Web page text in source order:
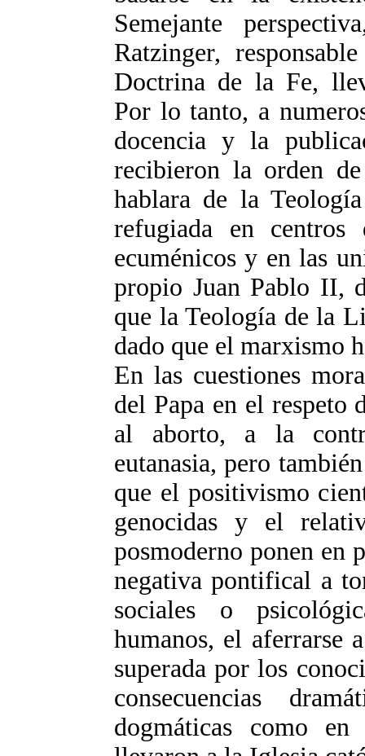
Semejante
Ratzinger,
Doctrina de la Fe,
Por lo tanto, a
docencia y la
recibieron la orden
hablara de la
refugiada en
ecuménicos y en las
propio Juan Pablo II,
que la Teología de la
dado que el marxismo
En las cuestiones
del Papa en el respeto
al aborto, a la
eutanasia, pero
que el positivismo
genocidas y el
posmoderno ponen en
negativa pontifical a
sociales o
humanos, el aferrarse
superada por los
consecuencias
dogmáticas como